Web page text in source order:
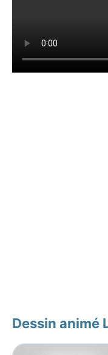
Dessin animé